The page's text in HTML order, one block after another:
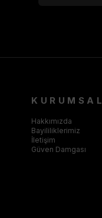
KURUMSAL
Hakkımızda
Bayililiklerimiz
İletişim
Güven Damgası